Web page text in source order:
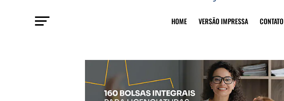
HOME VERSÃO IMPRESSA CONTATO